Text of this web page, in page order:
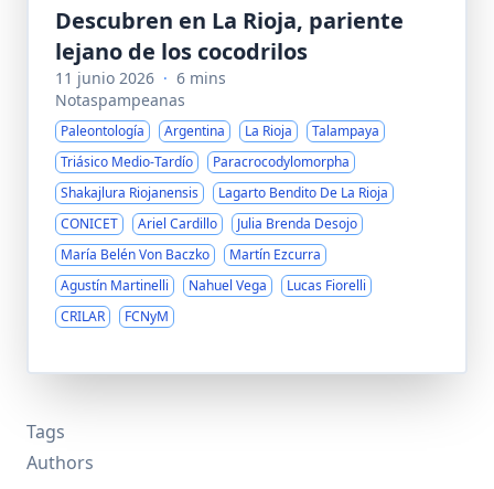
Descubren en La Rioja, pariente
lejano de los cocodrilos
11 junio 2026 · 6 mins
Notaspampeanas
Paleontología Argentina La Rioja
Talampaya
Triásico Medio-Tardío
Paracrocodylomorpha
Shakajlura Riojanensis
Lagarto Bendito De La Rioja
CONICET
Ariel Cardillo
Julia Brenda Desojo
María Belén Von Baczko
Martín Ezcurra
Agustín Martinelli
Nahuel Vega
Lucas Fiorelli
CRILAR
FCNyM
Tags
Authors